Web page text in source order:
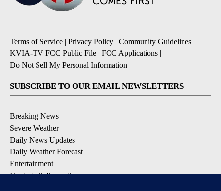
Terms of Service | Privacy Policy | Community Guidelines |
KVIA-TV FCC Public File | FCC Applications |
Do Not Sell My Personal Information
SUBSCRIBE TO OUR EMAIL NEWSLETTERS
Breaking News
Severe Weather
Daily News Updates
Daily Weather Forecast
Entertainment
Contests & Promotions